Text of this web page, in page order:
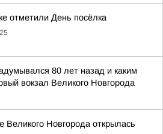
отметили День посёлка
80 лет назад и каким
вокзал Великого Новгорода
Великого Новгорода открылась